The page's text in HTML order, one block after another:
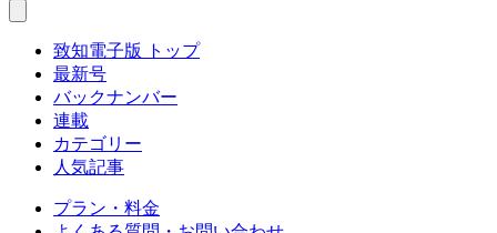
致知電子版 トップ
最新号
バックナンバー
連載
カテゴリー
人気記事
プラン・料金